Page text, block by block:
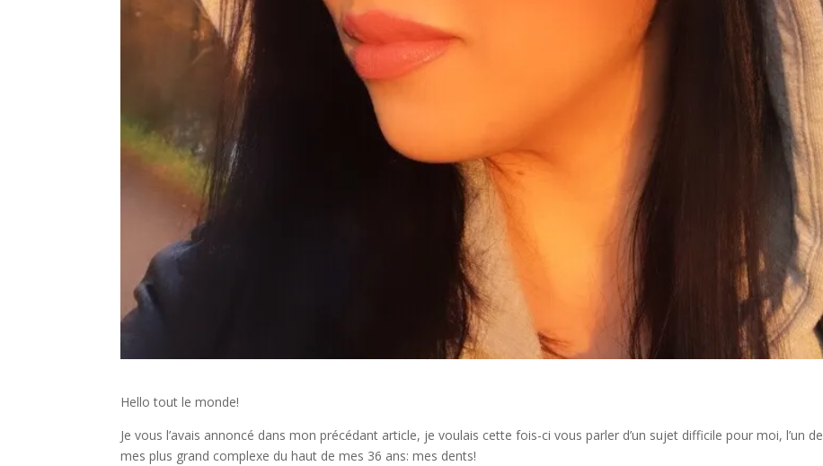
Hello tout le monde!
Je vous l’avais annoncé dans mon précédant article, je voulais cette fois-ci vous parler d’un sujet difficile pour moi, l’un de
mes plus grand complexe du haut de mes 36 ans: mes dents!